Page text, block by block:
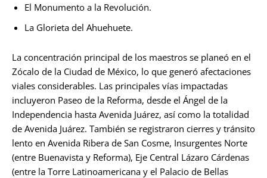
El Monumento a la Revolución.
La Glorieta del Ahuehuete.
La concentración principal de los maestros se planeó en el
Zócalo de la Ciudad de México, lo que generó afectaciones
viales considerables. Las principales vías impactadas
incluyeron Paseo de la Reforma, desde el Ángel de la
Independencia hasta Avenida Juárez, así como la totalidad
de Avenida Juárez. También se registraron cierres y tránsito
lento en Avenida Ribera de San Cosme, Insurgentes Norte
(entre Buenavista y Reforma), Eje Central Lázaro Cárdenas
(entre la Torre Latinoamericana y el Palacio de Bellas